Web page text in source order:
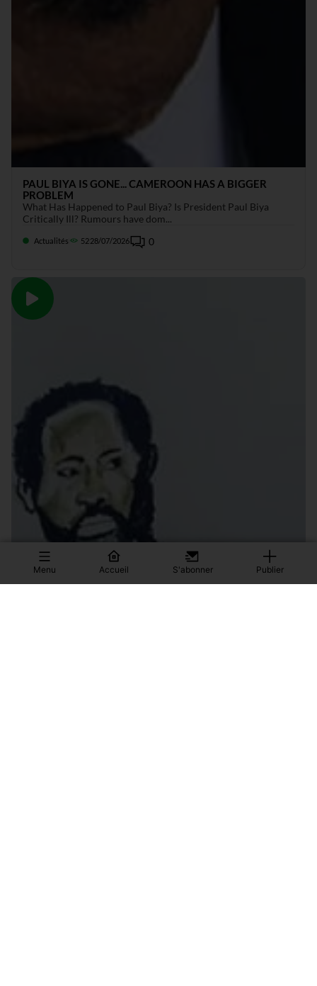
PAUL BIYA IS GONE... CAMEROON HAS A BIGGER
PROBLEM
What Has Happened to Paul Biya? Is President Paul Biya
Critically Ill? Rumours have dom...
Actualités 5228/07/2026 0
Menu Accueil S'abonner Publier